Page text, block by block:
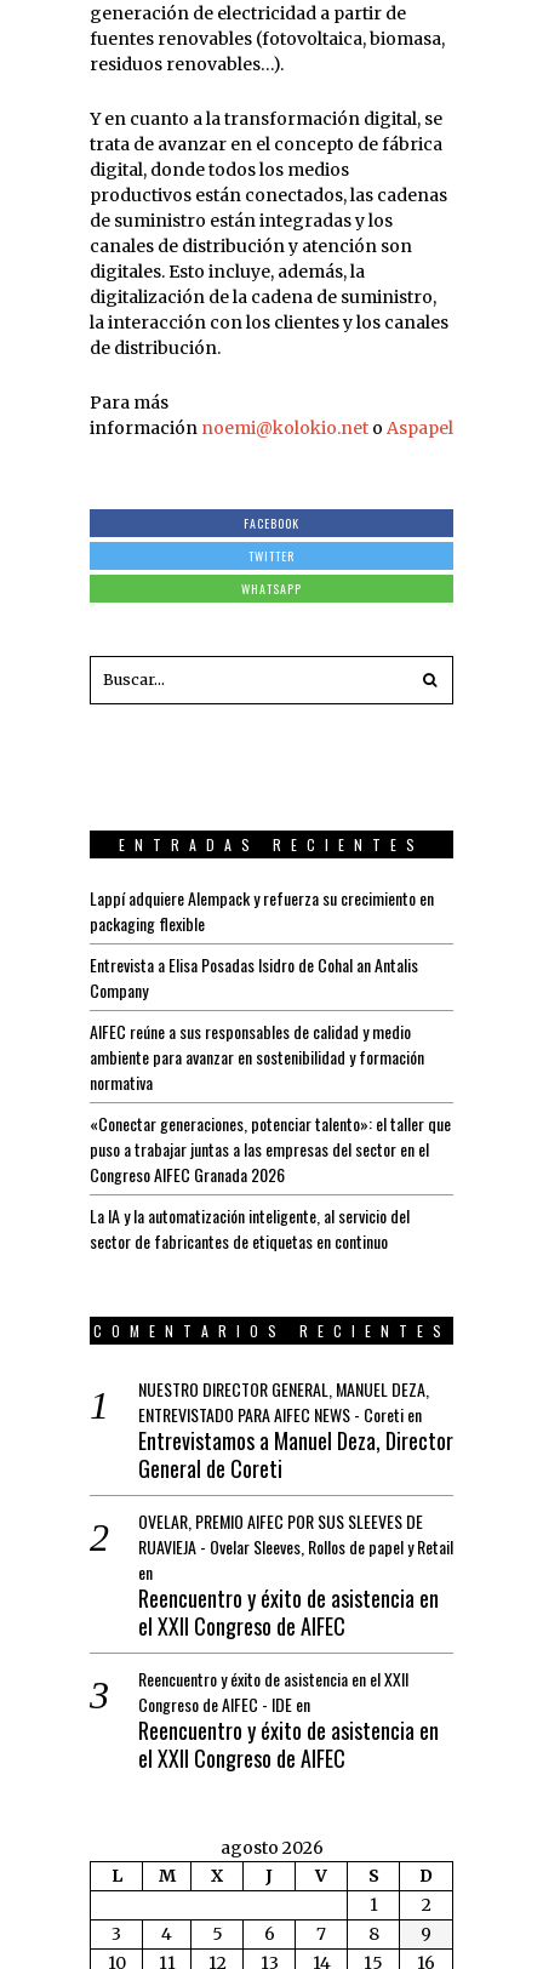
generación de electricidad a partir de
fuentes renovables (fotovoltaica, biomasa,
residuos renovables…).
Y en cuanto a la transformación digital, se
trata de avanzar en el concepto de fábrica
digital, donde todos los medios
productivos están conectados, las cadenas
de suministro están integradas y los
canales de distribución y atención son
digitales. Esto incluye, además, la
digitalización de la cadena de suministro,
la interacción con los clientes y los canales
de distribución.
Para más
información noemi@kolokio.net o Aspapel
FACEBOOK
TWITTER
WHATSAPP
ENTRADAS RECIENTES
Lappí adquiere Alempack y refuerza su crecimiento en
packaging flexible
Entrevista a Elisa Posadas Isidro de Cohal an Antalis
Company
AIFEC reúne a sus responsables de calidad y medio
ambiente para avanzar en sostenibilidad y formación
normativa
«Conectar generaciones, potenciar talento»: el taller que
puso a trabajar juntas a las empresas del sector en el
Congreso AIFEC Granada 2026
La IA y la automatización inteligente, al servicio del
sector de fabricantes de etiquetas en continuo
COMENTARIOS RECIENTES
NUESTRO DIRECTOR GENERAL, MANUEL DEZA,
ENTREVISTADO PARA AIFEC NEWS - Coretien
Entrevistamos a Manuel Deza, Director
General de Coreti
OVELAR, PREMIO AIFEC POR SUS SLEEVES DE
RUAVIEJA - Ovelar Sleeves, Rollos de papel y Retail
en
Reencuentro y éxito de asistencia en
el XXII Congreso de AIFEC
Reencuentro y éxito de asistencia en el XXII
Congreso de AIFEC - IDEen
Reencuentro y éxito de asistencia en
el XXII Congreso de AIFEC
agosto 2026
L
M X J V S
D
1
2
3
4 5 6 7 8
9
10
11 12 13 14 15 16